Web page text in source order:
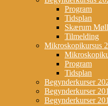
Program
Tidsplan
Skærum
Tilmelding
Mikroskopikursus
Program
Tidsplan
Begynderkurser
Begynderkurser
Begynderkurser